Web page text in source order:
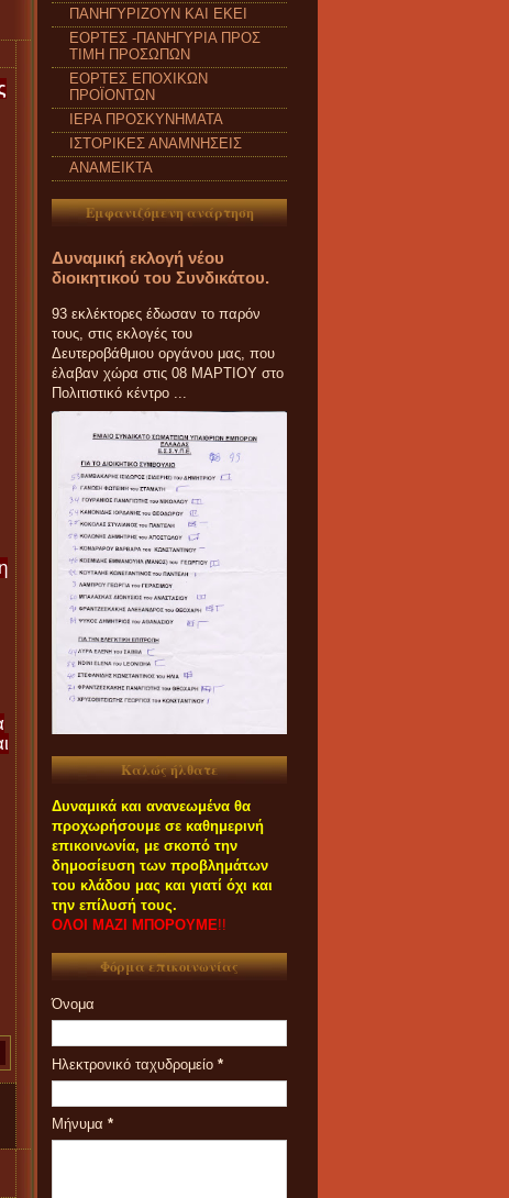
ΠΑΝΗΓΥΡΙΖΟΥΝ ΚΑΙ ΕΚΕΙ
ΕΟΡΤΕΣ -ΠΑΝΗΓΥΡΙΑ ΠΡΟΣ
ΤΙΜΗ ΠΡΟΣΩΠΩΝ
ΕΟΡΤΕΣ ΕΠΟΧΙΚΩΝ
ΠΡΟΪΟΝΤΩΝ
ΙΕΡΑ ΠΡΟΣΚΥΝΗΜΑΤΑ
ΙΣΤΟΡΙΚΕΣ ΑΝΑΜΝΗΣΕΙΣ
ΑΝΑΜΕΙΚΤΑ
Εμφανιζόμενη ανάρτηση
Δυναμική εκλογή νέου
διοικητικού του Συνδικάτου.
93 εκλέκτορες έδωσαν το παρόν
τους, στις εκλογές του
Δευτεροβάθμιου οργάνου μας, που
έλαβαν χώρα στις 08 ΜΑΡΤΙΟΥ στο
Πολιτιστικό κέντρο ...
Καλώς ήλθατε
Δυναμικά και ανανεωμένα θα
προχωρήσουμε σε καθημερινή
επικοινωνία, με σκοπό την
δημοσίευση των προβλημάτων
του κλάδου μας και γιατί όχι και
την επίλυσή τους.
ΟΛΟΙ ΜΑΖΙ ΜΠΟΡΟΥΜΕ!!
Φόρμα επικοινωνίας
Όνομα
Ηλεκτρονικό ταχυδρομείο *
Μήνυμα *